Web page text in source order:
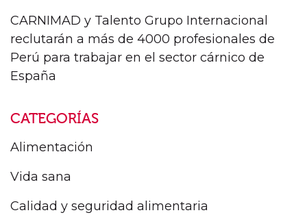
CARNIMAD y Talento Grupo Internacional
reclutarán a más de 4000 profesionales de
Perú para trabajar en el sector cárnico de
España
CATEGORÍAS
Alimentación
Vida sana
Calidad y seguridad alimentaria